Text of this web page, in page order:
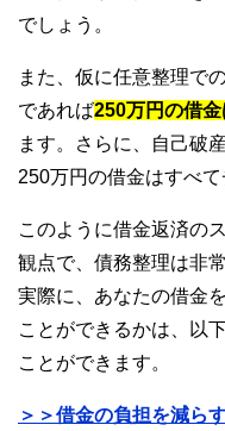
でしょう。
また、仮に任意整理で
であれば250万円の借
ます。さらに、自己破
250万円の借金はすべて
このように借金返済の
観点で、債務整理は非
実際に、あなたの借金
ことができるかは、以
ことができます。
＞＞借金の負担を減ら